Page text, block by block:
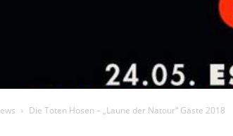
Die Toten Hosen – „Laune der Natour“ Gäste 2018